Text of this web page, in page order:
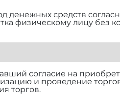
денежных средств
физическому лицу без
согласие на
и проведение
торгов.